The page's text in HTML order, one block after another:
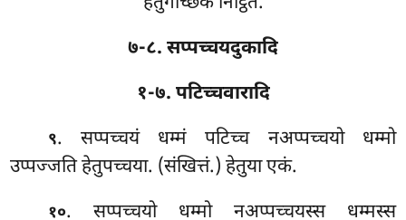
७-८. सप्पच्चयदुकादि
१-७. पटिच्चवारादि
९. सप्पच्चयं धम्मं पटिच्च नअप्पच्चयो धम्मो
उप्पज्जति हेतुपच्चया. (संखित्तं.) हेतुया एकं.
१०. सप्पच्चयो धम्मो नअप्पच्चयस्स धम्मस्स